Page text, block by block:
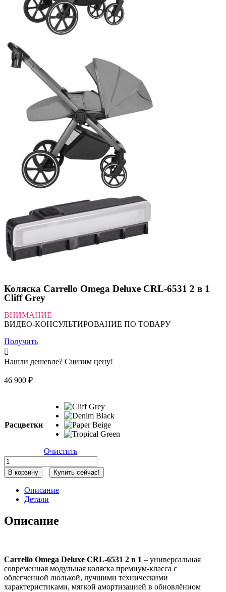
Коляска Carrello Omega Deluxe CRL-6531 2 в 1
Cliff Grey
ВНИМАНИЕ
ВИДЕО-КОНСУЛЬТИРОВАНИЕ ПО ТОВАРУ
Получить
Нашли дешевле? Снизим цену!
46 900 ₽
Расцветки
Очистить
Количество
товара
Коляска
Carrello
Omega
Deluxe
CRL-
6531
Cliff
Grey
В корзину Купить сейчас!
Описание
Детали
Описание
Carrello Omega Deluxe CRL-6531 2 в 1 – универсальная
современная модульная коляска премиум-класса с
облегченной люлькой, лучшими техническими
характеристиками, мягкой амортизацией в обновлённом